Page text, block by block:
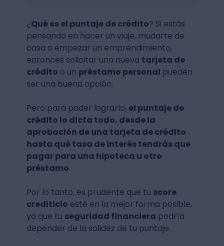
¿Qué es el puntaje de crédito? Si estás
pensando en hacer un viaje, mudarte de
casa o empezar un emprendimiento,
entonces solicitar una nueva tarjeta de
crédito o un préstamo personal pueden
ser una buena opción.
Pero para poder lograrlo, el puntaje de
crédito lo dicta todo, desde la
aprobación de una tarjeta de crédito
hasta qué tasa de interés tendrás que
pagar para una hipoteca u otro
préstamo.
Por lo tanto, es prudente que tu score
crediticio esté en la mejor forma posible,
ya que tu seguridad financiera podría
depender de la solidez de tu puntaje.